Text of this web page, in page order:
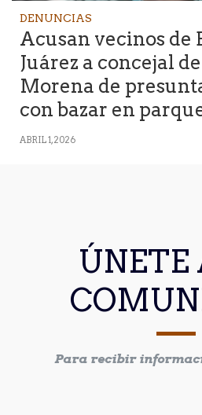
DENUNCIAS
Acusan vecinos de
Juárez a concejal de
Morena de
con bazar en
ABRIL 1, 2026
ÚNETE
Para recibir